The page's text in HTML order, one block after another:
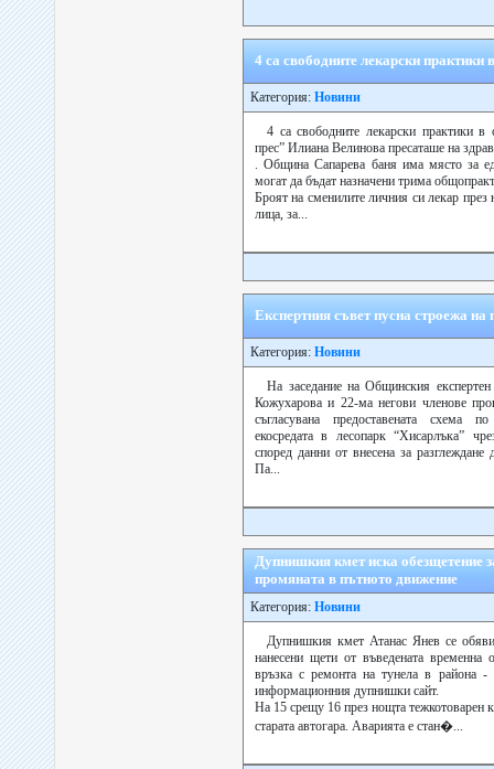
4 са свободните лекарски практики
Категория: Новини
4 са свободните лекарски практики
прес” Илиана Велинова пресаташе на
. Община Сапарева баня има място за
могат да бъдат назначени трима
Броят на сменилите личния си лекар
лица, за...
Експертния съвет пусна строежа
Категория: Новини
На заседание на Общинския
Кожухарова и 22-ма негови членове
съгласувана предоставената схема
екосредата в лесопарк “Хисарлъка”
според данни от внесена за
Па...
Дупнишкия кмет иска обезщетение
промяната в пътното движение
Категория: Новини
Дупнишкия кмет Атанас Янев се
нанесени щети от въведената временна
връзка с ремонта на тунела в района -
информационния дупнишки сайт.
На 15 срещу 16 през нощта тежкотоварен
старата автогара. Аварията е стан�...